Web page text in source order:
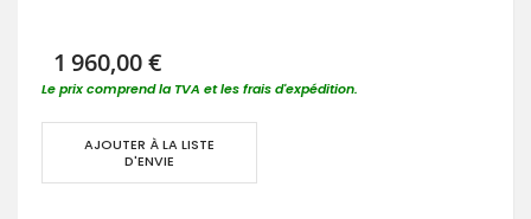
1 960,00 €
Le prix comprend la TVA et les frais d'expédition.
AJOUTER À LA LISTE
D'ENVIE